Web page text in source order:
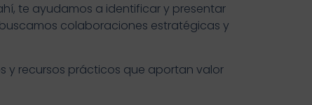
te ayudamos a identificar y presentar
colaboraciones estratégicas y
y recursos prácticos que aportan valor